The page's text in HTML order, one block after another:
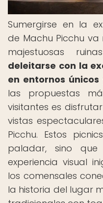
Sumergirse en la
de Machu Picchu
majestuosas
deleitarse con la
en entornos
las propuestas
visitantes es
vistas
Picchu. Estos
paladar, sino
experiencia visual
los comensales
la historia del lugar